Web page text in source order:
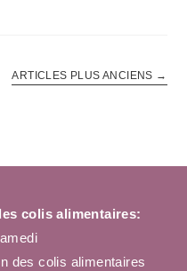
ARTICLES PLUS ANCIENS →
colis alimentaires:
des colis alimentaires